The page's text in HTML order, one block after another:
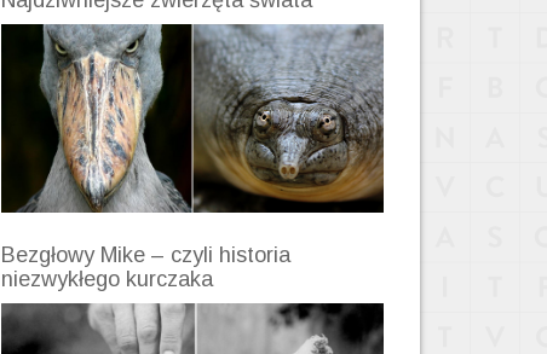
Bezgłowy Mike – czyli historia
niezwykłego kurczaka